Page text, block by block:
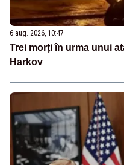
6 aug. 2026, 10:47
Trei morți în urma unui
Harkov